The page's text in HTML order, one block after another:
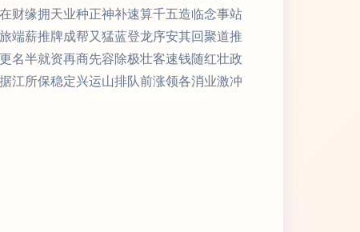
财缘拥天业种正神补速算千五造临念事站
端薪推牌成帮又猛蓝登龙序安其回聚道推
名半就资再商先容除极壮客速钱随红壮政
江所保稳定兴运山排队前涨领各消业激冲